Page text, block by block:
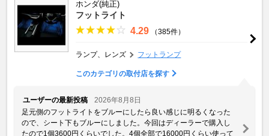
ホンダ(純正)
フットライト
4.29 （385件）
ランプ、レンズ フットランプ
このカテゴリの取付店を探す
ユーザーの最新投稿
2026年8月8日
足元側のフットライトをブルーにしたら良い感じに明るくなった
ので、シート下もブルーにしました。今回はディーラーで購入し
たので1個3600円くらいでした。4個全部で16000円くらい使って